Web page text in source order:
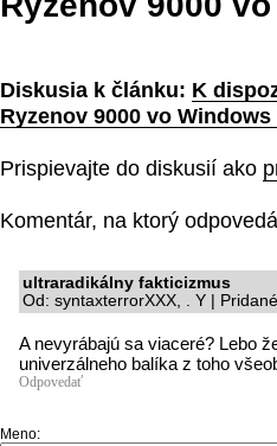
Diskusia k článku: K
Ryzenov 9000 vo Windows
Prispievajte do diskusií ako
Komentár, na ktorý
ultraradikálny fakticizmus
Od: syntaxterrorXXX, . Y |
A nevyrábajú sa viaceré? Lebo
univerzálneho balíka z toho
Odpovedať
Meno: